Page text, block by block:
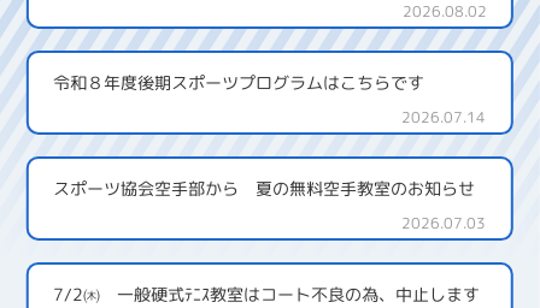
2026.08.02
令和８年度後期スポーツプログラムはこちらです
2026.07.14
スポーツ協会空手部から 夏の無料空手教室のお知らせ
2026.07.03
7/2㈭ 一般硬式ﾃﾆｽ教室はコート不良の為、中止します